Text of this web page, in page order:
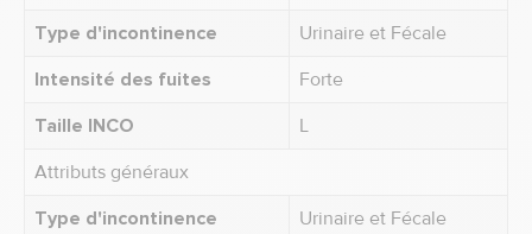
Type d'incontinence
Urinaire et Fécale
Intensité des fuites
Forte
Taille INCO
L
Attributs généraux
Type d'incontinence
Urinaire et Fécale